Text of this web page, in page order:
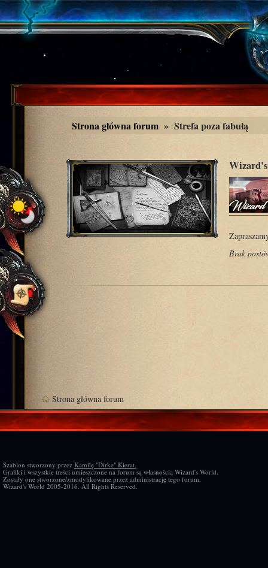
Strona główna forum » Strefa poza fabułą
Brak
Strona główna forum
Szablon stworzony przez Kamilę "Dirke" Kierat.
Grafiki i wszystkie treści umieszczone na forum są własnością Wizard's World.
Zostały one stworzone/zmodyfikowane przez administrację tego forum.
Wizard's World 2005-2016. All Rights Reserved.